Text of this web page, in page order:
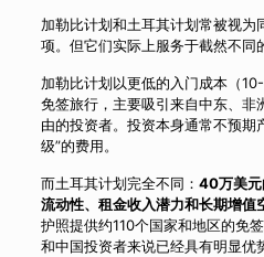
加勒比计划和土耳其计划常被视为
项。但它们实际上服务于截然不同
加勒比计划以更低的入门成本（
免签旅行，主要吸引来自中东、非
由的投资者。投资本身通常不预期
级”的费用。
而土耳其计划完全不同： 40万美元
流动性、租金收入潜力和长期增值
护照提供约110个国家和地区的免
和中国投资者来说已经具有明显优